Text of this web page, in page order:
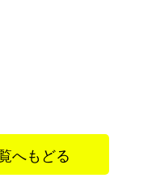
へもどる